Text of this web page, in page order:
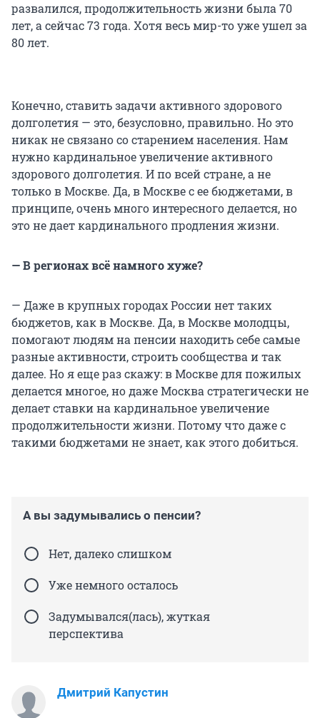
развалился, продолжительность жизни была 70
лет, а сейчас 73 года. Хотя весь мир-то уже ушел за
80 лет.
Конечно, ставить задачи активного здорового
долголетия — это, безусловно, правильно. Но это
никак не связано со старением населения. Нам
нужно кардинальное увеличение активного
здорового долголетия. И по всей стране, а не
только в Москве. Да, в Москве с ее бюджетами, в
принципе, очень много интересного делается, но
это не дает кардинального продления жизни.
— В регионах всё намного хуже?
— Даже в крупных городах России нет таких
бюджетов, как в Москве. Да, в Москве молодцы,
помогают людям на пенсии находить себе самые
разные активности, строить сообщества и так
далее. Но я еще раз скажу: в Москве для пожилых
делается многое, но даже Москва стратегически не
делает ставки на кардинальное увеличение
продолжительности жизни. Потому что даже с
такими бюджетами не знает, как этого добиться.
А вы задумывались о пенсии?
Нет, далеко слишком
Уже немного осталось
Задумывался(лась), жуткая
перспектива
Дмитрий Капустин